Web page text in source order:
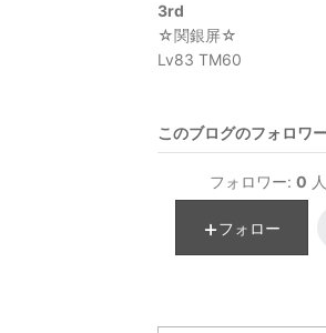
3rd
☆関銀屏☆
Lv83 TM60
このブログのフォロワ
フォロワー: 0 人
フォロー